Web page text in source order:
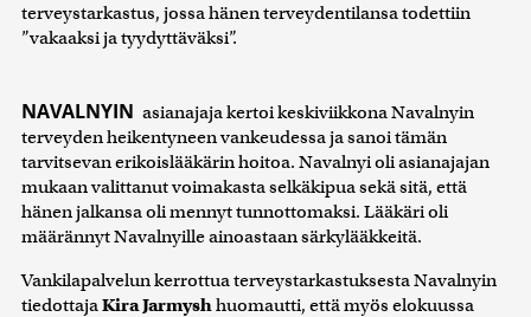
terveystarkastus, jossa hänen terveydentilansa todettiin
”vakaaksi ja tyydyttäväksi”.
NAVALNYIN asianajaja kertoi keskiviikkona Navalnyin
terveyden heikentyneen vankeudessa ja sanoi tämän
tarvitsevan erikoislääkärin hoitoa. Navalnyi oli asianajajan
mukaan valittanut voimakasta selkäkipua sekä sitä, että
hänen jalkansa oli mennyt tunnottomaksi. Lääkäri oli
määrännyt Navalnyille ainoastaan särkylääkkeitä.
Vankilapalvelun kerrottua terveystarkastuksesta Navalnyin
tiedottajaKira Jarmyshhuomautti, että myös elokuussa